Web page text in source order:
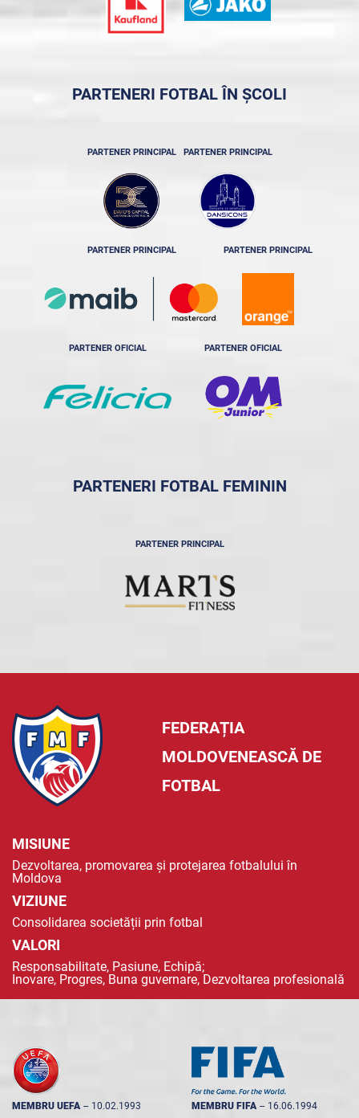
PARTENERI FOTBAL ÎN ȘCOLI
PARTENER PRINCIPAL PARTENER PRINCIPAL
PARTENER PRINCIPAL PARTENER PRINCIPAL
PARTENER OFICIAL PARTENER OFICIAL
PARTENERI FOTBAL FEMININ
PARTENER PRINCIPAL
FEDERAȚIA
MOLDOVENEASCĂ DE
FOTBAL
MISIUNE
Dezvoltarea, promovarea și protejarea fotbalului în
Moldova
VIZIUNE
Consolidarea societății prin fotbal
VALORI
Responsabilitate, Pasiune, Echipă;
Inovare, Progres, Buna guvernare, Dezvoltarea profesională
MEMBRU UEFA -- 10.02.1993 MEMBRU FIFA -- 16.06.1994